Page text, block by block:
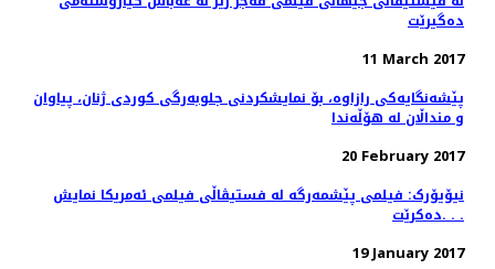
دەگیرێت
11 March 2017
پێشەنگایەکی رازاوە، بۆ نمایشکردنی جلوبەرگی کوردی ژنان، پیاوان
و منداڵان لە هۆڵەندا
20 February 2017
نیۆیۆرک: فیلمی پێشمەرگە لە فستیڤاڵی فیلمی ئەمریکا نمایش
دەکرێت. . .
19 January 2017